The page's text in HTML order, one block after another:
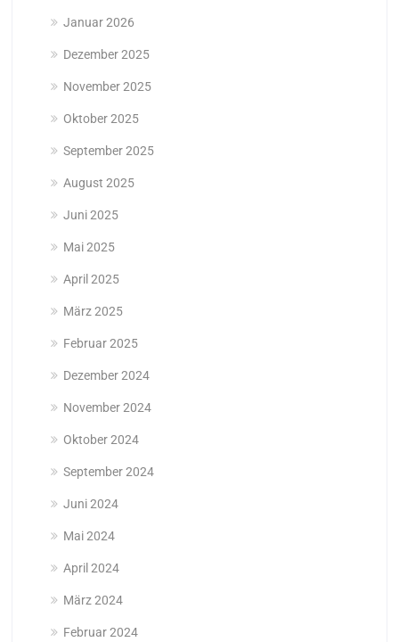
Januar 2026
Dezember 2025
November 2025
Oktober 2025
September 2025
August 2025
Juni 2025
Mai 2025
April 2025
März 2025
Februar 2025
Dezember 2024
November 2024
Oktober 2024
September 2024
Juni 2024
Mai 2024
April 2024
März 2024
Februar 2024